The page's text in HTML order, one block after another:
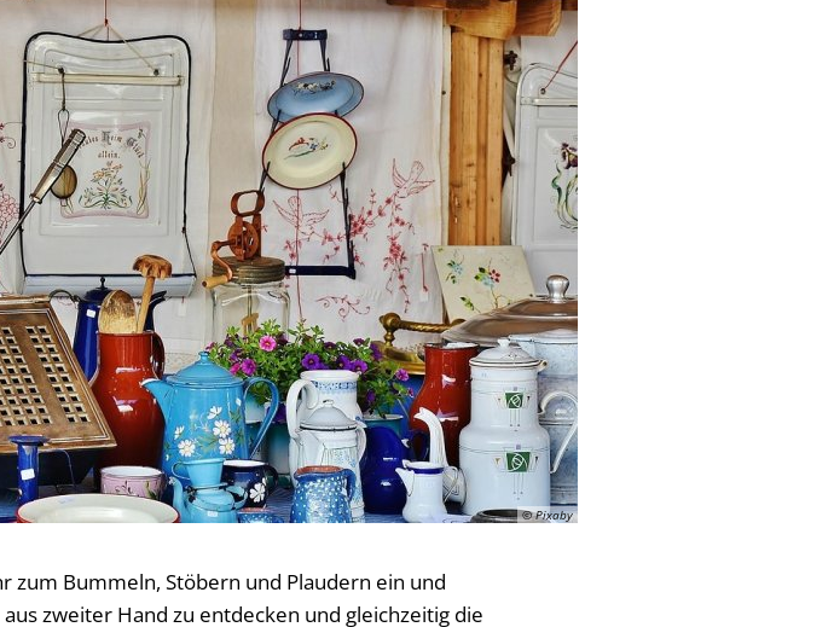
© Pixaby
zum Bummeln, Stöbern und Plaudern ein und
zweiter Hand zu entdecken und gleichzeitig die